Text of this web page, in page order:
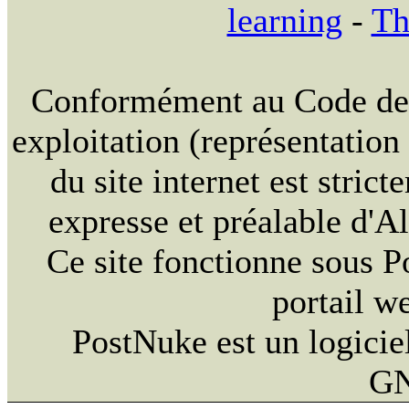
learning -
Conformément au Code
exploitation
du site internet est
expresse et préalable
Ce site fonctionne sous
portail
PostNuke est un